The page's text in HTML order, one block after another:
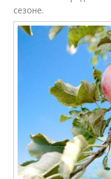
сезоне.